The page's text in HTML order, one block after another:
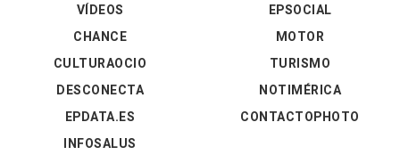
VÍDEOS
EPSOCIAL
CHANCE
CULTURAOCIO
DESCONECTA
EPDATA.ES
INFOSALUS
MOTOR
TURISMO
NOTIMÉRICA
CONTACTOPHOTO